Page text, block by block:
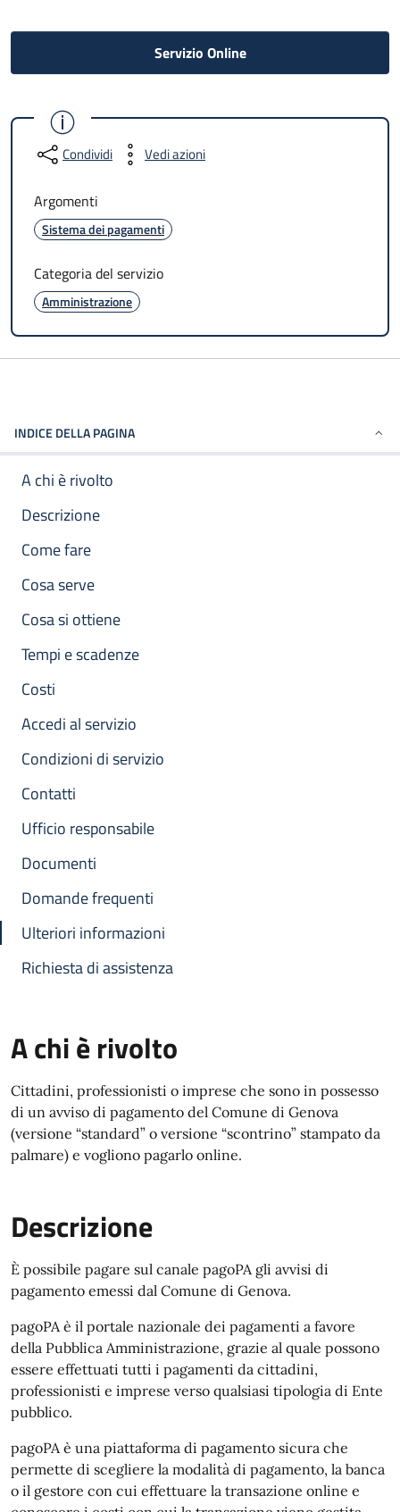
Servizio Online
Condividi Vedi azioni
Argomenti
Sistema dei pagamenti
Categoria del servizio
Amministrazione
INDICE DELLA PAGINA
A chi è rivolto
Descrizione
Come fare
Cosa serve
Cosa si ottiene
Tempi e scadenze
Costi
Accedi al servizio
Condizioni di servizio
Contatti
Ufficio responsabile
Documenti
Domande frequenti
Ulteriori informazioni
Richiesta di assistenza
A chi è rivolto
Cittadini, professionisti o imprese che sono in possesso
di un avviso di pagamento del Comune di Genova
(versione “standard” o versione “scontrino” stampato da
palmare) e vogliono pagarlo online.
Descrizione
È possibile pagare sul canale pagoPA gli avvisi di
pagamento emessi dal Comune di Genova.
pagoPA è il portale nazionale dei pagamenti a favore
della Pubblica Amministrazione, grazie al quale possono
essere effettuati tutti i pagamenti da cittadini,
professionisti e imprese verso qualsiasi tipologia di Ente
pubblico.
pagoPA è una piattaforma di pagamento sicura che
permette di scegliere la modalità di pagamento, la banca
o il gestore con cui effettuare la transazione online e